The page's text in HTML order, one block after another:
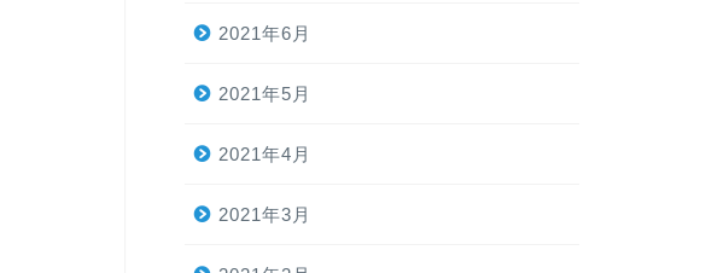
2021年6月
2021年5月
2021年4月
2021年3月